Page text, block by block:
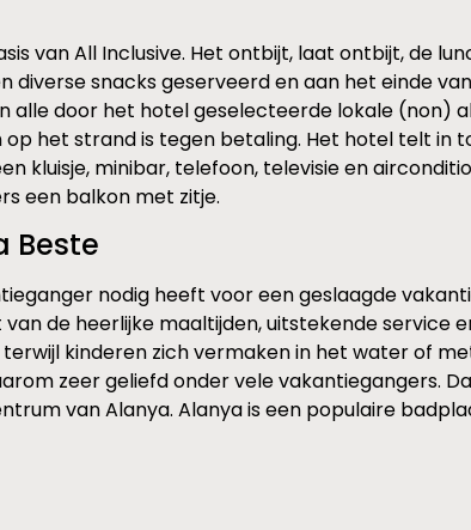
van All Inclusive. Het ontbijt, laat ontbijt, de
snacks geserveerd en aan het einde
alle door het hotel geselecteerde lokale (non)
het strand is tegen betaling. Het hotel telt in
kluisje, minibar, telefoon, televisie en
een balkon met zitje.
Beste
nodig heeft voor een geslaagde
van de heerlijke maaltijden, uitstekende service
kinderen zich vermaken in het water of
zeer geliefd onder vele vakantiegangers.
van Alanya. Alanya is een populaire